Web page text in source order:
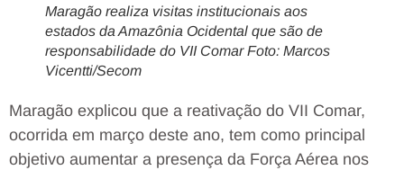
Maragão realiza visitas institucionais aos
estados da Amazônia Ocidental que são de
responsabilidade do VII Comar Foto: Marcos
Vicentti/Secom
Maragão explicou que a reativação do VII Comar,
ocorrida em março deste ano, tem como principal
objetivo aumentar a presença da Força Aérea nos